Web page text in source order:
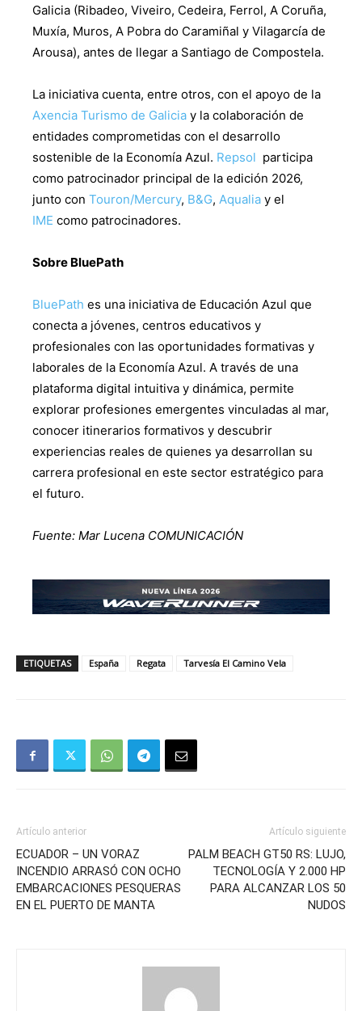
Galicia (Ribadeo, Viveiro, Cedeira, Ferrol, A Coruña,
Muxía, Muros, A Pobra do Caramiñal y Vilagarcía de
Arousa), antes de llegar a Santiago de Compostela.
La iniciativa cuenta, entre otros, con el apoyo de la
Axencia Turismo de Galicia y la colaboración de
entidades comprometidas con el desarrollo
sostenible de la Economía Azul. Repsol participa
como patrocinador principal de la edición 2026,
junto con Touron/Mercury, B&G, Aqualia y el
IME como patrocinadores.
Sobre BluePath
BluePath es una iniciativa de Educación Azul que
conecta a jóvenes, centros educativos y
profesionales con las oportunidades formativas y
laborales de la Economía Azul. A través de una
plataforma digital intuitiva y dinámica, permite
explorar profesiones emergentes vinculadas al mar,
conocer itinerarios formativos y descubrir
experiencias reales de quienes ya desarrollan su
carrera profesional en este sector estratégico para
el futuro.
Fuente: Mar Lucena COMUNICACIÓN
ETIQUETAS España Regata Tarvesía El Camino Vela
Artículo anterior
ECUADOR – UN VORAZ
INCENDIO ARRASÓ CON OCHO
EMBARCACIONES PESQUERAS
EN EL PUERTO DE MANTA
Artículo siguiente
PALM BEACH GT50 RS: LUJO,
TECNOLOGÍA Y 2.000 HP
PARA ALCANZAR LOS 50
NUDOS